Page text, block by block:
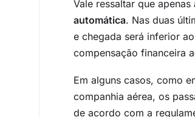
Vale ressaltar que apenas
automática. Nas duas
e chegada será inferior
compensação financeira
Em alguns casos, como
companhia aérea, os
de acordo com a